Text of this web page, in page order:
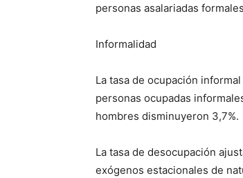
personas asalariadas
Informalidad
La tasa de ocupación
personas ocupadas
hombres disminuyeron 3,7%.
La tasa de desocupación
exógenos estacionales de